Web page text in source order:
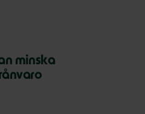
minska